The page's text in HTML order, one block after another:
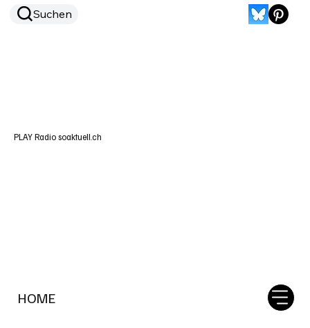
HOME
Suchen
PLAY Radio soaktuell.ch